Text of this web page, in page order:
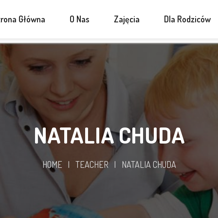
Główna O Nas Zajęcia Dla Rodziców
NATALIA CHUDA
HOME | TEACHER | NATALIA CHUDA